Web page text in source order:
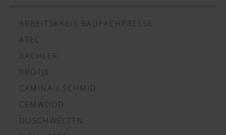
ARBEITSKREIS BAUFACHPRESSE
ATEC
BACHLER
BRÖTJE
CAMINA / SCHMID
CEMWOOD
DUSCHWELTEN